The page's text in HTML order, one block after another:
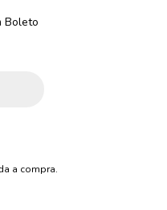
Boleto
a compra.